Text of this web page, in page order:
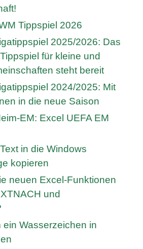
Tippspiel 2026
2025/2026: Das
für kleine und
steht bereit
2024/2025: Mit
in die neue Saison
EM: Excel UEFA EM
in die Windows
kopieren
neuen Excel-Funktionen
und
ein Wasserzeichen in